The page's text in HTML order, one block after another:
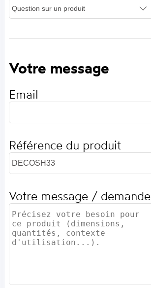
Votre message
Email
Référence du produit
Votre message / demande